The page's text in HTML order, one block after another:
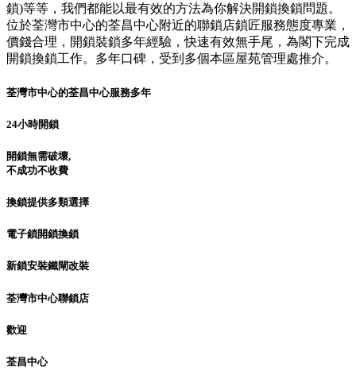
鎖)等等，我們都能以最有效的方法為你解決開鎖換鎖問題。
位於荃灣市中心的荃昌中心附近的聯鎖店鎖匠服務態度專業，
價錢合理，開鎖裝鎖多年經驗，快速有效無手尾，為閣下完成
開鎖換鎖工作。多年口碑，受到多個本區屋苑管理處推介。
荃灣市中心的荃昌中心服務多年
24小時開鎖
開鎖無需破壞,
不成功不收費
換鎖提供多類選擇
電子鎖開鎖換鎖
新鎖安裝鐵閘改裝
荃灣市中心聯鎖店
歡迎
荃昌中心